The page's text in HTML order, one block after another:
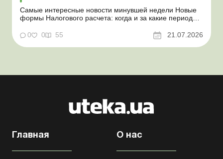
Самые интересные новости минувшей недели Новые
формы Налогового расчета: когда и за какие периоды
переоформления отсрочки от призыва во время
Координационный центр по организации
0 0 55 21.07.2026
Главная О нас